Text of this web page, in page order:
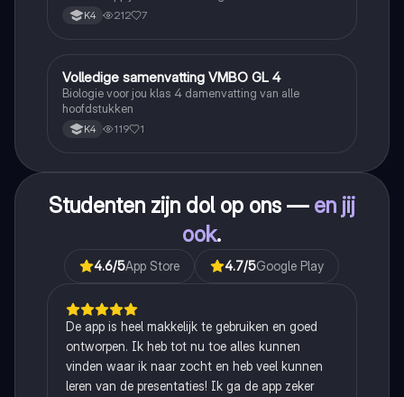
K4 212 7
Biologie
Volledige samenvatting VMBO GL 4
Biologie voor jou klas 4 damenvatting van alle
hoofdstukken
K4 119 1
Studenten zijn dol op ons — en jij
ook.
4.6/5App Store 4.7/5Google Play
De app is heel makkelijk te gebruiken en goed
ontworpen. Ik heb tot nu toe alles kunnen
vinden waar ik naar zocht en heb veel kunnen
leren van de presentaties! Ik ga de app zeker